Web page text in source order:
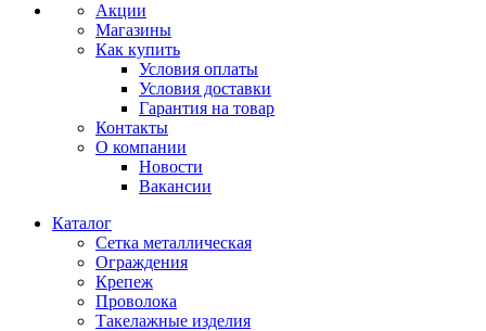
Акции
Магазины
Как купить
Условия оплаты
Условия доставки
Гарантия на товар
Контакты
О компании
Новости
Вакансии
Каталог
Сетка металлическая
Ограждения
Крепеж
Проволока
Такелажные изделия